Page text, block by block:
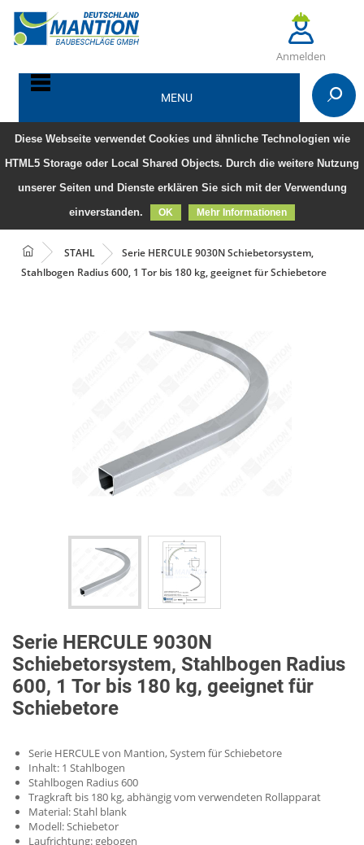
Diese Webseite verwendet Cookies und ähnliche Technologien wie
HTML5 Storage oder Local Shared Objects. Durch die weitere Nutzung
unserer Seiten und Dienste erklären Sie sich mit der Verwendung
einverstanden.
OK Mehr Informationen
Anmelden
MENU
STAHL
Serie HERCULE 9030N Schiebetorsystem,
Stahlbogen Radius 600, 1 Tor bis 180 kg, geeignet für Schiebetore
Serie HERCULE 9030N
Schiebetorsystem, Stahlbogen Radius
600, 1 Tor bis 180 kg, geeignet für
Schiebetore
Serie HERCULE von Mantion, System für Schiebetore
Inhalt: 1 Stahlbogen
Stahlbogen Radius 600
Tragkraft bis 180 kg, abhängig vom verwendeten Rollapparat
Material: Stahl blank
Modell: Schiebetor
Laufrichtung: gebogen